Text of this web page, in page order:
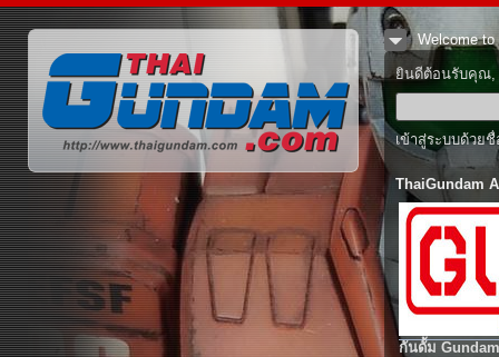
Welcome to
ยินดีต้อนรับคุณ,
เข้าสู่ระบบด้วย
ThaiGundam
กันดั้ม